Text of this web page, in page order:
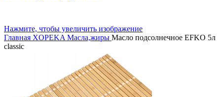
Нажмите, чтобы увеличить изображение
Главная XOPEKA Масла,жиры Масло подсолнечное EFKO 5л
classic